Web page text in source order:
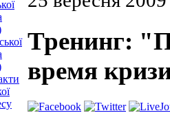
Тренинг:
время